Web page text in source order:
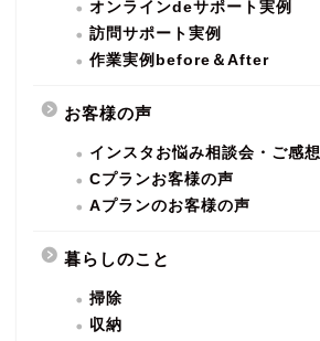
オンラインdeサポート実例
訪問サポート実例
作業実例before＆After
お客様の声
インスタお悩み相談会・ご感想
Cプランお客様の声
Aプランのお客様の声
暮らしのこと
掃除
収納